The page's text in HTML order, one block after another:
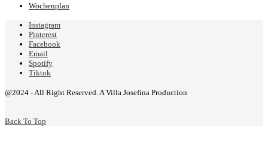
Wochenplan
Instagram
Pinterest
Facebook
Email
Spotify
Tiktok
@2024 - All Right Reserved. A Villa Josefina Production
Back To Top